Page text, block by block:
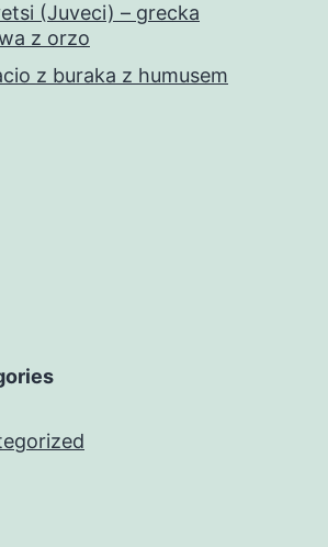
(Juveci) – grecka
z orzo
z buraka z humusem